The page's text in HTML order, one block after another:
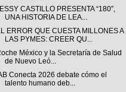
CASTILLO PRESENTA “180”,
UNA HISTORIA DE LEA...
ERROR QUE CUESTA MILLONES A
LAS PYMES: CREER QU...
México y la Secretaría de Salud
de Nuevo Leó...
Conecta 2026 debate cómo el
talento humano deb...